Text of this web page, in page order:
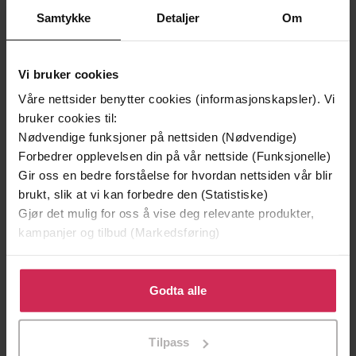
Samtykke Detaljer Om
Vi bruker cookies
Våre nettsider benytter cookies (informasjonskapsler). Vi
bruker cookies til:
Nødvendige funksjoner på nettsiden (Nødvendige)
Forbedrer opplevelsen din på vår nettside (Funksjonelle)
Gir oss en bedre forståelse for hvordan nettsiden vår blir
brukt, slik at vi kan forbedre den (Statistiske)
Gjør det mulig for oss å vise deg relevante produkter,
kampanjer og tilbud (Markedsføring)
Klikk på «Godta alle» for å gi oss ditt samtykke til å
bruke cookies for alle disse formålene. Du kan også
tilpasse ditt samtykke til spesifikke formål ved å klikke
Godta alle
Tilpass
Vinner av Rivertonprisen
LYDBOK
Første gang på tilbud
Døde sjeler synger ikke
LYDBOK